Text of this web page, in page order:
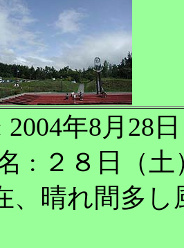
年8月28日
: ２８日（土
、晴れ間多し